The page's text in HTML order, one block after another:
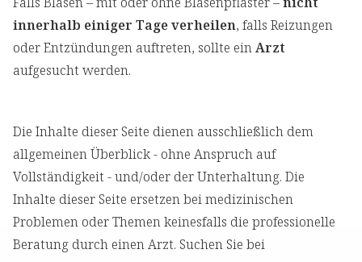
innerhalb einiger Tage verheilen, falls Reizungen
oder Entzündungen auftreten, sollte einArzt
aufgesucht werden.
Die Inhalte dieser Seite dienen ausschließlich dem
allgemeinen Überblick - ohne Anspruch auf
Vollständigkeit - und/oder der Unterhaltung. Die
Inhalte dieser Seite ersetzen bei medizinischen
Problemen oder Themen keinesfalls die professionelle
Beratung durch einen Arzt. Suchen Sie bei